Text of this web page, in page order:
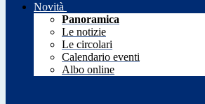
Novità
Panoramica
Le notizie
Le circolari
Calendario eventi
Albo online